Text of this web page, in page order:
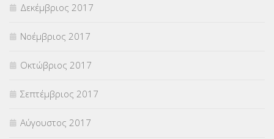
Δεκέμβριος 2017
Νοέμβριος 2017
Οκτώβριος 2017
Σεπτέμβριος 2017
Αύγουστος 2017